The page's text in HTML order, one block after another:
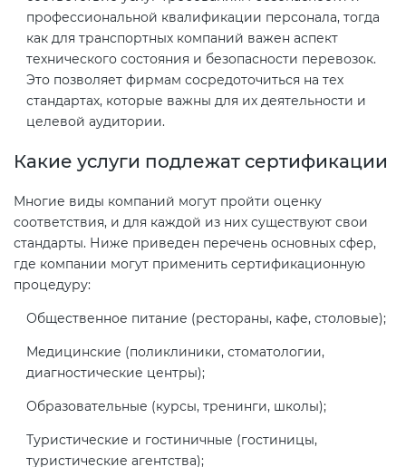
профессиональной квалификации персонала, тогда
как для транспортных компаний важен аспект
технического состояния и безопасности перевозок.
Это позволяет фирмам сосредоточиться на тех
стандартах, которые важны для их деятельности и
целевой аудитории.
Какие услуги подлежат сертификации
Многие виды компаний могут пройти оценку
соответствия, и для каждой из них существуют свои
стандарты. Ниже приведен перечень основных сфер,
где компании могут применить сертификационную
процедуру:
Общественное питание (рестораны, кафе, столовые);
Медицинские (поликлиники, стоматологии,
диагностические центры);
Образовательные (курсы, тренинги, школы);
Туристические и гостиничные (гостиницы,
туристические агентства);